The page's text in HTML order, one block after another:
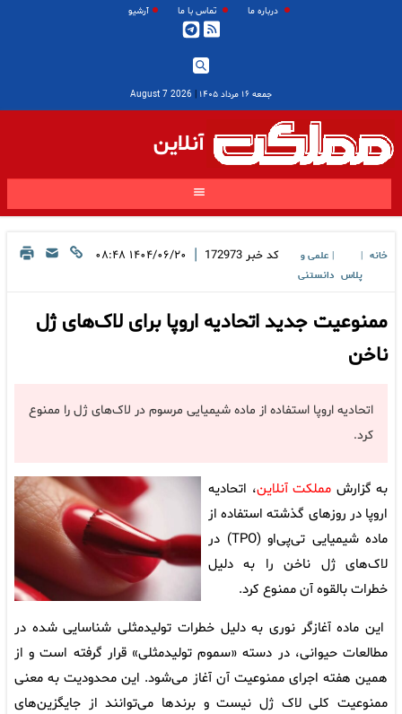
درباره ما تماس با ما آرشیو
جمعه ۱۶ مرداد ۱۴۰۵ |
2026 August 7
آنلاین
خانه
پلاس
علمی و
دانستنی
کد خبر 172973
| ۱۴۰۴/۰۶/۲۰ ۰۸:۴۸
ممنوعیت جدید اتحادیه اروپا برای لاک‌های ژل
ناخن
اتحادیه اروپا استفاده از ماده شیمیایی مرسوم در لاک‌های ژل را ممنوع
کرد.
به گزارش مملکت آنلاین، اتحادیه
اروپا در روزهای گذشته استفاده از
ماده شیمیایی تی‌پی‌او (TPO) در
لاک‌های ژل ناخن را به دلیل
خطرات بالقوه آن ممنوع کرد.
این ماده آغازگر نوری به دلیل خطرات تولیدمثلی شناسایی شده در
مطالعات حیوانی، در دسته «سموم تولیدمثلی» قرار گرفته است و از
همین هفته اجرای ممنوعیت آن آغاز می‌شود. این محدودیت به معنی
ممنوعیت کلی لاک ژل نیست و برندها می‌توانند از جایگزین‌های